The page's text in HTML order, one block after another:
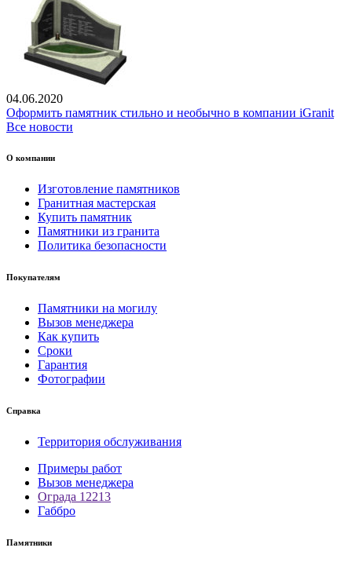
04.06.2020
Оформить памятник стильно и необычно в компании iGranit
Все новости
О компании
Изготовление памятников
Гранитная мастерская
Купить памятник
Памятники из гранита
Политика безопасности
Покупателям
Памятники на могилу
Вызов менеджера
Как купить
Сроки
Гарантия
Фотографии
Справка
Территория обслуживания
Примеры работ
Вызов менеджера
Ограда 12213
Габбро
Памятники